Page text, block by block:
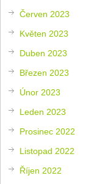
Červen 2023
Květen 2023
Duben 2023
Březen 2023
Únor 2023
Leden 2023
Prosinec 2022
Listopad 2022
Říjen 2022